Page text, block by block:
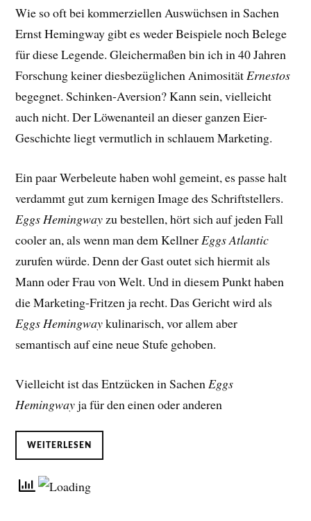
Wie so oft bei kommerziellen Auswüchsen in Sachen
Ernst Hemingway gibt es weder Beispiele noch Belege
für diese Legende. Gleichermaßen bin ich in 40 Jahren
Forschung keiner diesbezüglichen AnimositätErnestos
begegnet. Schinken-Aversion? Kann sein, vielleicht
auch nicht. Der Löwenanteil an dieser ganzen Eier-
Geschichte liegt vermutlich in schlauem Marketing.
Ein paar Werbeleute haben wohl gemeint, es passe halt
verdammt gut zum kernigen Image des Schriftstellers.
Eggs Hemingwayzu bestellen, hört sich auf jeden Fall
cooler an, als wenn man dem KellnerEggs Atlantic
zurufen würde. Denn der Gast outet sich hiermit als
Mann oder Frau von Welt. Und in diesem Punkt haben
die Marketing-Fritzen ja recht. Das Gericht wird als
Eggs Hemingwaykulinarisch, vor allem aber
semantisch auf eine neue Stufe gehoben.
Vielleicht ist das Entzücken in Sachen Eggs
Hemingwayja für den einen oder anderen
WEITERLESEN